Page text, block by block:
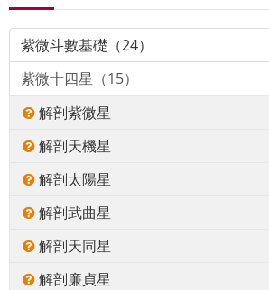
紫微斗數基礎（24）
紫微十四星（15）
解剖紫微星
解剖天機星
解剖太陽星
解剖武曲星
解剖天同星
解剖廉貞星